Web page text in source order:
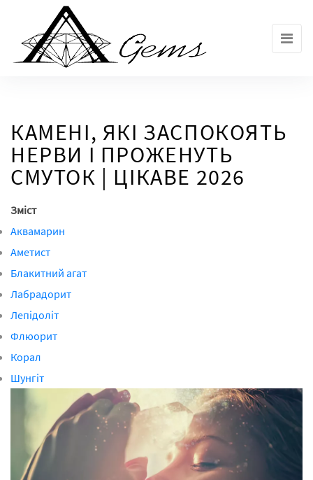
КАМЕНІ, ЯКІ ЗАСПОКОЯТЬ
НЕРВИ І ПРОЖЕНУТЬ
СМУТОК | ЦІКАВЕ 2026
Зміст
Аквамарин
Аметист
Блакитний агат
Лабрадорит
Лепідоліт
Флюорит
Корал
Шунгіт